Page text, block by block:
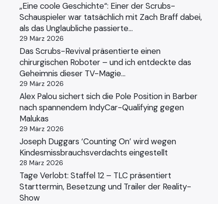
„Eine coole Geschichte“: Einer der Scrubs-
Schauspieler war tatsächlich mit Zach Braff dabei,
als das Unglaubliche passierte…
29 März 2026
Das Scrubs-Revival präsentierte einen
chirurgischen Roboter – und ich entdeckte das
Geheimnis dieser TV-Magie…
29 März 2026
Alex Palou sichert sich die Pole Position in Barber
nach spannendem IndyCar-Qualifying gegen
Malukas
29 März 2026
Joseph Duggars ‘Counting On’ wird wegen
Kindesmissbrauchsverdachts eingestellt
28 März 2026
Tage Verlobt: Staffel 12 – TLC präsentiert
Starttermin, Besetzung und Trailer der Reality-
Show